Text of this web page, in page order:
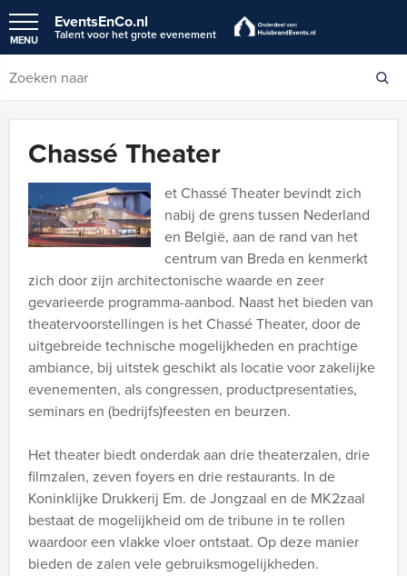
EventsEnCo.nl
Talent voor het grote evenement
MENU
Chassé Theater
et Chassé Theater bevindt zich
nabij de grens tussen Nederland
en België, aan de rand van het
centrum van Breda en kenmerkt
zich door zijn architectonische waarde en zeer
gevarieerde programma-aanbod. Naast het bieden van
theatervoorstellingen is het Chassé Theater, door de
uitgebreide technische mogelijkheden en prachtige
ambiance, bij uitstek geschikt als locatie voor zakelijke
evenementen, als congressen, productpresentaties,
seminars en (bedrijfs)feesten en beurzen.
Het theater biedt onderdak aan drie theaterzalen, drie
filmzalen, zeven foyers en drie restaurants. In de
Koninklijke Drukkerij Em. de Jongzaal en de MK2zaal
bestaat de mogelijkheid om de tribune in te rollen
waardoor een vlakke vloer ontstaat. Op deze manier
bieden de zalen vele gebruiksmogelijkheden.